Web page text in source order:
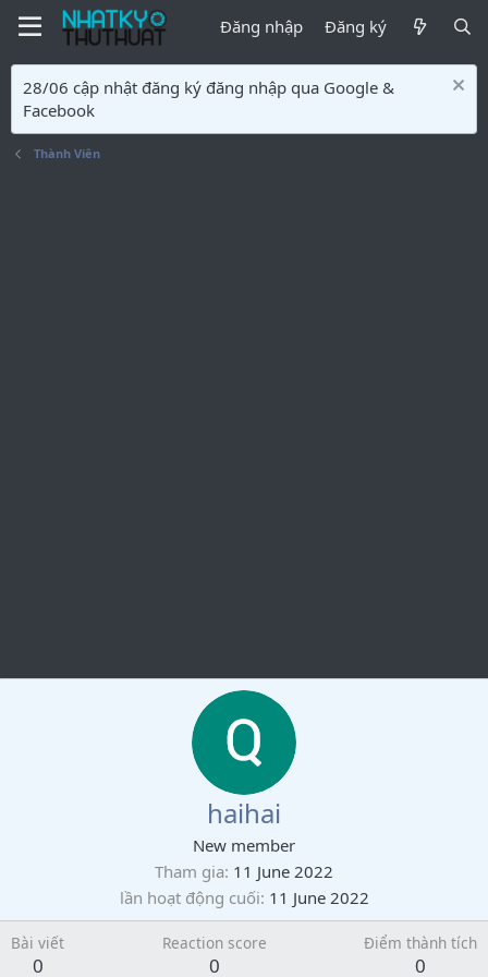
Đăng nhập Đăng ký
28/06 cập nhật đăng ký đăng nhập qua Google &
Facebook
Thành Viên
haihai
New member
Tham gia 11 June 2022
lần hoạt động cuối 11 June 2022
Bài viết
0
Reaction score
0
Điểm thành tích
0